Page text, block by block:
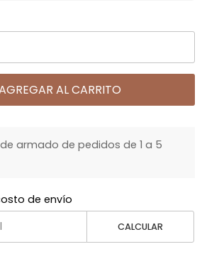
AL CARRITO
armado de pedidos de 1 a 5
de envío
CALCULAR